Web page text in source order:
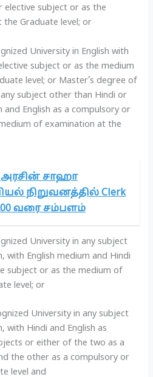
elective subject or as the
Graduate level; or
University in English with
subject or as the medium
level; or Master’s degree of
subject other than Hindi or
and English as a compulsory or
of examination at the
அரசின் சாஹா
நிறுவனத்தில் Clerk
வரை சம்பளம்
University in any subject
with English medium and Hindi
subject or as the medium of
level; or
University in any subject
with Hindi and English as
or either of the two as a
the other as a compulsory or
level and